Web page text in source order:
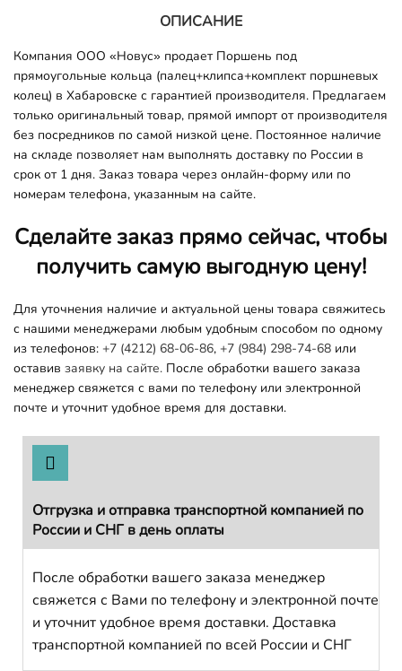
ОПИСАНИЕ
Компания ООО «Новус» продает Поршень под
прямоугольные кольца (палец+клипса+комплект поршневых
колец) в Хабаровске с гарантией производителя. Предлагаем
только оригинальный товар, прямой импорт от производителя
без посредников по самой низкой цене. Постоянное наличие
на складе позволяет нам выполнять доставку по России в
срок от 1 дня. Заказ товара через онлайн-форму или по
номерам телефона, указанным на сайте.
Сделайте заказ прямо сейчас, чтобы
получить самую выгодную цену!
Для уточнения наличие и актуальной цены товара свяжитесь
с нашими менеджерами любым удобным способом по одному
из телефонов: +7 (4212) 68-06-86, +7 (984) 298-74-68 или
оставив заявку на сайте. После обработки вашего заказа
менеджер свяжется с вами по телефону или электронной
почте и уточнит удобное время для доставки.
Отгрузка и отправка транспортной компанией по
России и СНГ в день оплаты
После обработки вашего заказа менеджер
свяжется с Вами по телефону и электронной почте
и уточнит удобное время доставки. Доставка
транспортной компанией по всей России и СНГ